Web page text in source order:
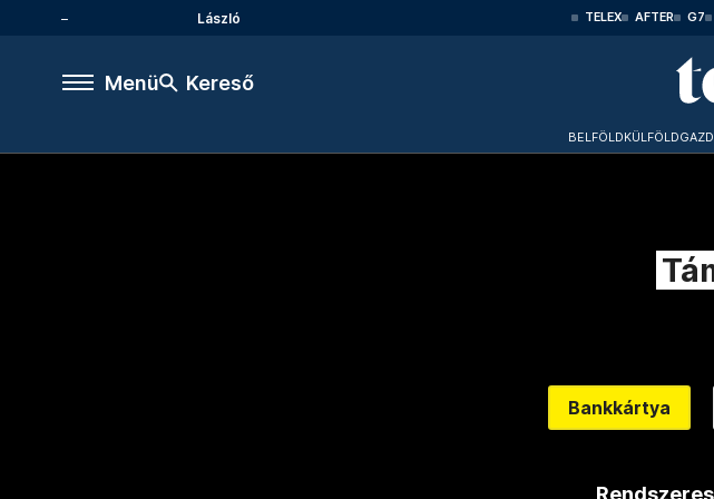
László TELEX AFTER G7
Menü Kereső
BELFÖLDKÜLFÖLD
Bankkártya
Rendszeres